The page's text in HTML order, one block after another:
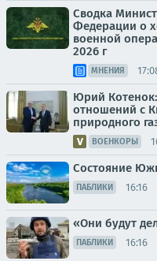
Сводка
Федерации о
военной
2026 г
МНЕНИЯ
Юрий
отношений с
природного
ВОЕНКОРЫ
Состояние
ПАБЛИКИ 16:16
«Они будут
ПАБЛИКИ 16:16